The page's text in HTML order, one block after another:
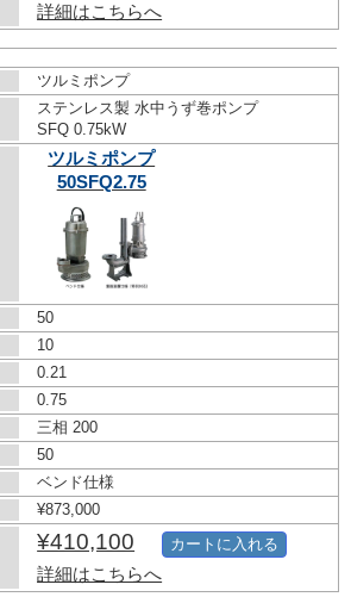
詳細はこちらへ
ツルミポンプ
ステンレス製 水中うず巻ポンプ
SFQ 0.75kW
ツルミポンプ
50SFQ2.75
50
10
0.21
0.75
三相 200
50
ベンド仕様
¥873,000
¥410,100
詳細はこちらへ
カートに入れる